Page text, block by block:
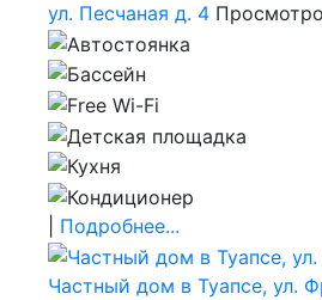
ул. Песчаная д. 4
Подробнее...
Частный дом в Туапсе, ул.